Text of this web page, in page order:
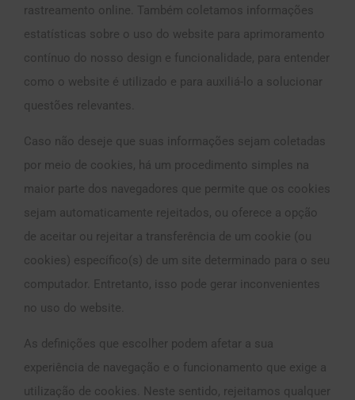
rastreamento online. Também coletamos informações
estatísticas sobre o uso do website para aprimoramento
contínuo do nosso design e funcionalidade, para entender
como o website é utilizado e para auxiliá-lo a solucionar
questões relevantes.
Caso não deseje que suas informações sejam coletadas
por meio de cookies, há um procedimento simples na
maior parte dos navegadores que permite que os cookies
sejam automaticamente rejeitados, ou oferece a opção
de aceitar ou rejeitar a transferência de um cookie (ou
cookies) específico(s) de um site determinado para o seu
computador. Entretanto, isso pode gerar inconvenientes
no uso do website.
As definições que escolher podem afetar a sua
experiência de navegação e o funcionamento que exige a
utilização de cookies. Neste sentido, rejeitamos qualquer